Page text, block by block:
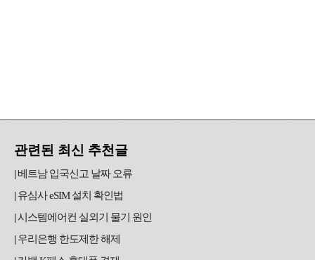
관련된 최신 추천글
베트남 입국신고 날짜 오류
유심사 eSIM 설치 확인법
시스템에어컨 실외기 물기 원인
우리은행 한도제한 해제